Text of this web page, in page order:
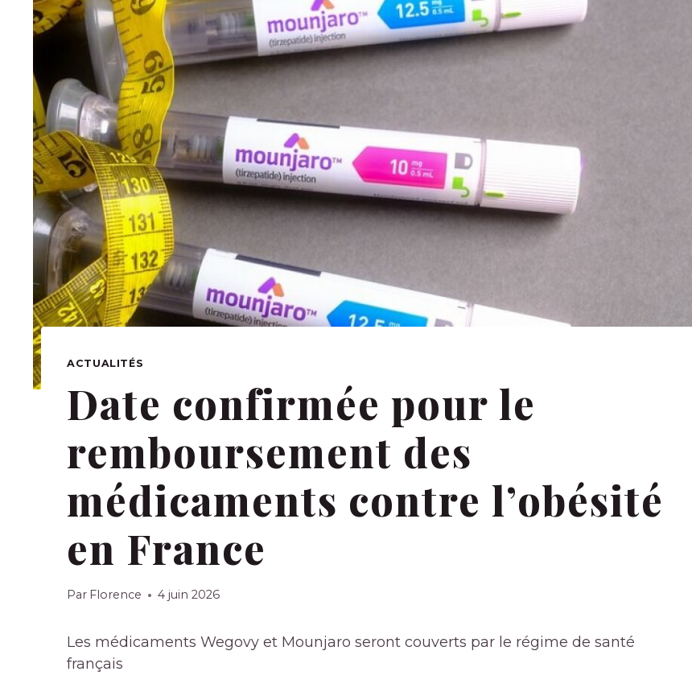
ACTUALITÉS
Date confirmée pour le
remboursement des
médicaments contre l’obésité
en France
Par Florence 4 juin 2026
Les médicaments Wegovy et Mounjaro seront couverts par le régime de santé
français